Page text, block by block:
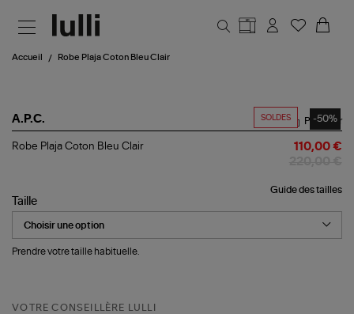
Accueil Robe Plaja Coton Bleu Clair
SOLDES -50%
A.P.C.
Robe
Clair
Partager
Robe Plaja Coton Bleu Clair 110,00 €
Guide des tailles
Taille
Prendre votre taille habituelle.
VOTRE CONSEILLÈRE LULLI